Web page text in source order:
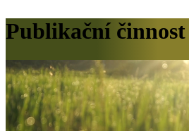
Publikační činnost